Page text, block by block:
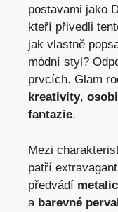
postavami jako
kteří přivedli
jak vlastně
módní styl?
prvcích. Glam
kreativity,
fantazie.
Mezi
patří
předvádí
a barevné